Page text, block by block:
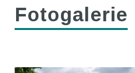
Fotogalerie